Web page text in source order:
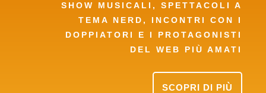
SHOW MUSICALI, SPETTACOLI A
TEMA NERD, INCONTRI CON I
DOPPIATORI E I PROTAGONISTI
DEL WEB PIÙ AMATI
SCOPRI DI PIÙ